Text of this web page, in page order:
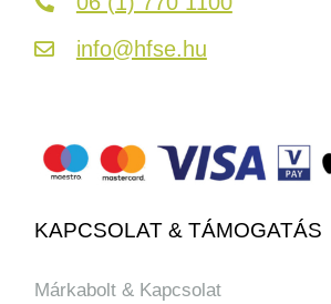
info@hfse.hu
KAPCSOLAT & TÁMOGATÁS
Márkabolt & Kapcsolat